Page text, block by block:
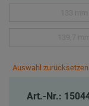
Auswahl zurücksetzen
Art.-Nr.: